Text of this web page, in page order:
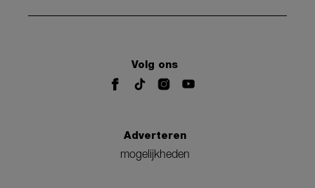
Volg ons
Adverteren
mogelijkheden